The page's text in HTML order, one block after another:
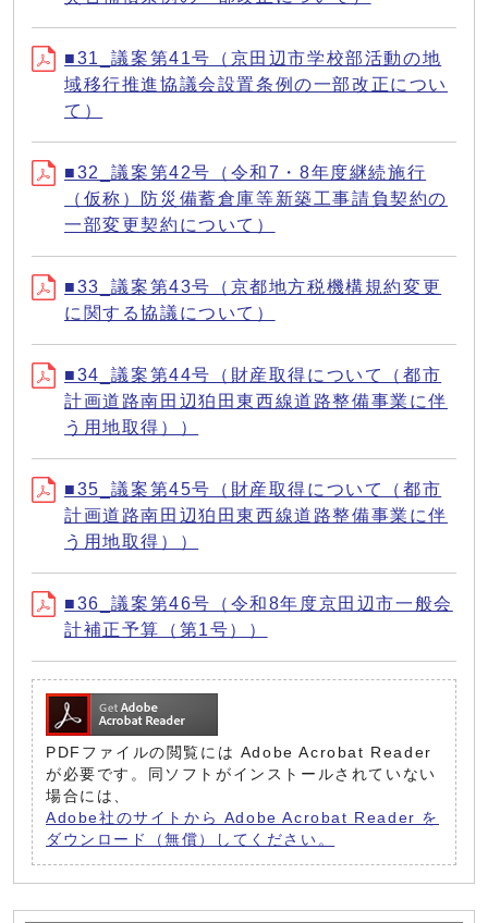
■31_議案第41号（京田辺市学校部活動の地
域移行推進協議会設置条例の一部改正につい
て）
■32_議案第42号（令和7・8年度継続施行
（仮称）防災備蓄倉庫等新築工事請負契約の
一部変更契約について）
■33_議案第43号（京都地方税機構規約変更
に関する協議について）
■34_議案第44号（財産取得について（都市
計画道路南田辺狛田東西線道路整備事業に伴
う用地取得））
■35_議案第45号（財産取得について（都市
計画道路南田辺狛田東西線道路整備事業に伴
う用地取得））
■36_議案第46号（令和8年度京田辺市一般会
計補正予算（第1号））
PDFファイルの閲覧には Adobe Acrobat Reader
が必要です。同ソフトがインストールされていない
場合には、
Adobe社のサイトから Adobe Acrobat Reader を
ダウンロード（無償）してください。